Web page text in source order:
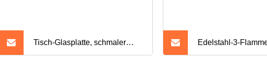
Tisch-Glasplatte, schmaler Edelstahl-3-